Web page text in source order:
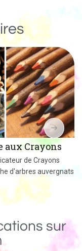
Monde de Bois
jouets et objets en
fabriqués dans le 02
sur